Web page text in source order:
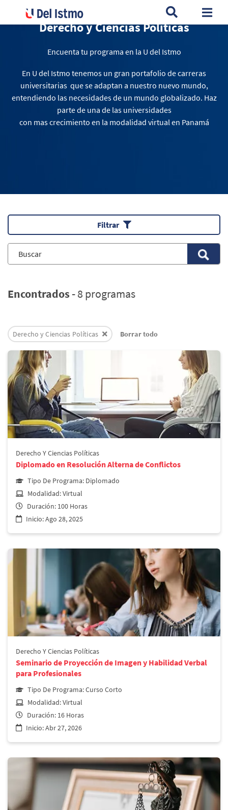
Derecho y Ciencias Políticas
Encuenta tu programa en la U del Istmo
En U del Istmo tenemos un gran portafolio de carreras
universitarias que se adaptan a nuestro nuevo mundo,
entendiendo las necesidades de un mundo globalizado. Haz
parte de una de las universidades
con mas crecimiento en la modalidad virtual en Panamá
Filtrar
Encontrados 8 programas
Derecho y Ciencias Políticas Borrar todo
Derecho Y Ciencias Políticas
Diplomado en Resolución Alterna de Conflictos
Tipo De Programa: Diplomado
Modalidad:Virtual
Duración: 100 Horas
Inicio:Ago 28, 2025
Derecho y Ciencias Políticas
Diplomado en Resolución Alterna de Conflictos
Más información
Derecho Y Ciencias Políticas
Seminario de Proyección de Imagen y Habilidad Verbal
para Profesionales
Tipo De Programa:Curso Corto
Modalidad:Virtual
Duración: 16 Horas
Inicio:Abr 27, 2026